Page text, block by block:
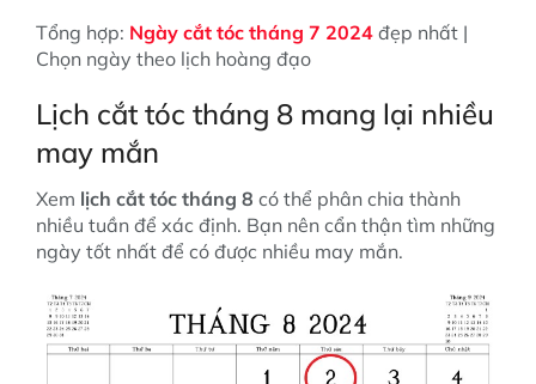
Tổng hợp: Ngày cắt tóc tháng 7 2024 đẹp nhất |
Chọn ngày theo lịch hoàng đạo
Lịch cắt tóc tháng 8 mang lại nhiều
may mắn
Xem lịch cắt tóc tháng 8 có thể phân chia thành
nhiều tuần để xác định. Bạn nên cẩn thận tìm những
ngày tốt nhất để có được nhiều may mắn.